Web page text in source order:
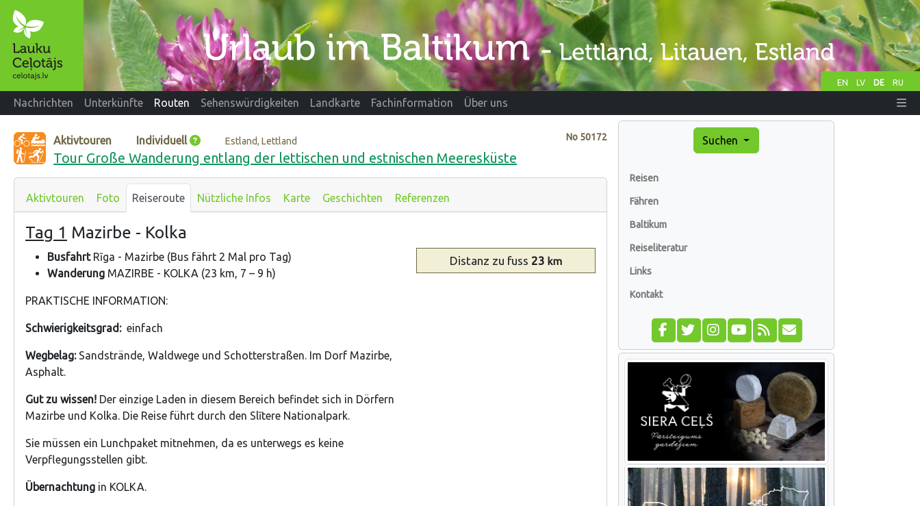
EN LV DE RU
Nachrichten Unterkünfte Routen Sehenswürdigkeiten Landkarte Fachinformation Über uns
No 50172
Aktivtouren Individuell Estland, Lettland
Tour Große Wanderung entlang der lettischen und estnischen Meeresküste
Aktivtouren Foto Reiseroute Nützliche Infos Karte Geschichten Referenzen
Tag 1 Mazirbe - Kolka
BusfahrtRīga - Mazirbe (Bus fährt 2 Mal pro Tag)
Wanderung MAZIRBE - KOLKA (23 km, 7 – 9 h)
PRAKTISCHE INFORMATION:
Schwierigkeitsgrad: einfach
Wegbelag:Sandstrände, Waldwege und Schotterstraßen. Im Dorf Mazirbe,
Asphalt.
Gut zu wissen! Der einzige Laden in diesem Bereich befindet sich in Dörfern
Mazirbe und Kolka. Die Reise führt durch den Slītere Nationalpark.
Sie müssen ein Lunchpaket mitnehmen, da es unterwegs es keine
Verpflegungsstellen gibt.
Übernachtung in KOLKA.
Distanz zu fuss 23 km
Suchen
Reisen
Fähren
Baltikum
Reiseliteratur
Links
Kontakt